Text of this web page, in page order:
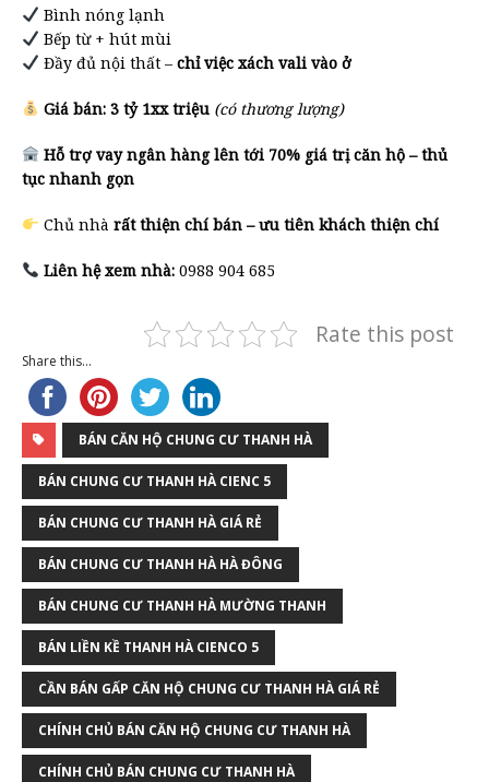
Bình nóng lạnh
Bếp từ + hút mùi
Đầy đủ nội thất – chỉ việc xách vali vào ở
Giá bán: 3 tỷ 1xx triệu (có thương lượng)
Hỗ trợ vay ngân hàng lên tới 70% giá trị căn hộ – thủ
tục nhanh gọn
Chủ nhà rất thiện chí bán – ưu tiên khách thiện chí
Liên hệ xem nhà:0988 904 685
Rate this post
Share this...
BÁN CĂN HỘ CHUNG CƯ THANH HÀ
BÁN CHUNG CƯ THANH HÀ CIENC 5
BÁN CHUNG CƯ THANH HÀ GIÁ RẺ
BÁN CHUNG CƯ THANH HÀ HÀ ĐÔNG
BÁN CHUNG CƯ THANH HÀ MƯỜNG THANH
BÁN LIỀN KỀ THANH HÀ CIENCO 5
CẦN BÁN GẤP CĂN HỘ CHUNG CƯ THANH HÀ GIÁ RẺ
CHÍNH CHỦ BÁN CĂN HỘ CHUNG CƯ THANH HÀ
CHÍNH CHỦ BÁN CHUNG CƯ THANH HÀ